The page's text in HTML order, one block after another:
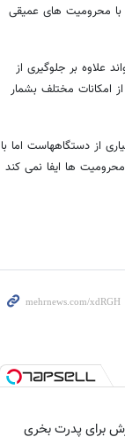
با محرومیت های عمیقی
علاوه بر جلوگیری از
امکانات مختلف بشمار
از دستگاههاست اما با
ها ایفا نمی کند
برای پدرت بخری
۱۵ مرداد ۱۴۰۵